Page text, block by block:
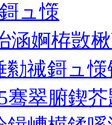
ュ憡
涵婀栫敳
勬祴鎶ュ
骞翠腑鍥